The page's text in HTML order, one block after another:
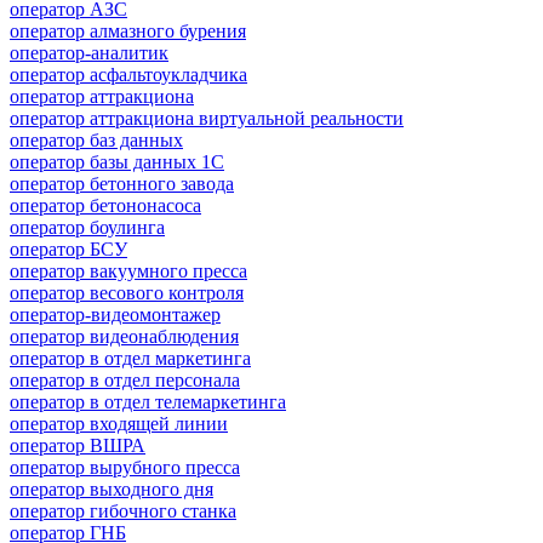
оператор АЗС
оператор алмазного бурения
оператор-аналитик
оператор асфальтоукладчика
оператор аттракциона
оператор аттракциона виртуальной реальности
оператор баз данных
оператор базы данных 1С
оператор бетонного завода
оператор бетононасоса
оператор боулинга
оператор БСУ
оператор вакуумного пресса
оператор весового контроля
оператор-видеомонтажер
оператор видеонаблюдения
оператор в отдел маркетинга
оператор в отдел персонала
оператор в отдел телемаркетинга
оператор входящей линии
оператор ВШРА
оператор вырубного пресса
оператор выходного дня
оператор гибочного станка
оператор ГНБ